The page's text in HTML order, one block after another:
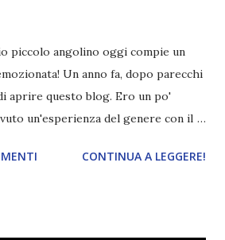
piccolo angolino oggi compie un
Un anno fa, dopo parecchi
aprire questo blog. Ero un po'
un'esperienza del genere con il
pazienza, pazienza e ancora
CONTINUA A LEGGERE!